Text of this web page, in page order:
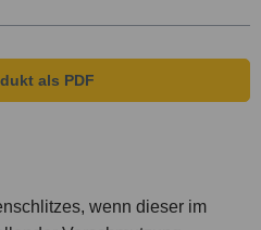
als PDF
wenn dieser im